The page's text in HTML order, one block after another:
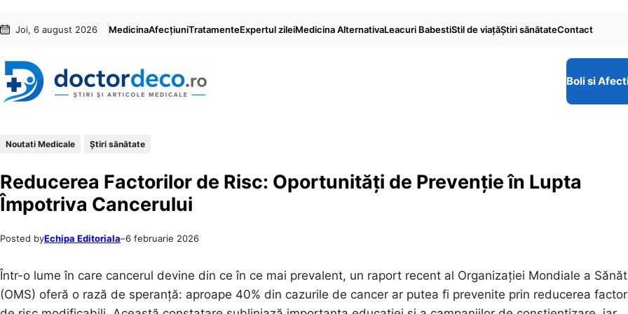
conținut
content
Joi, 6 august 2026 MedicinaAfecțiuniTratamenteExpertul zileiMedicina AlternativaLeacuri BabestiStil de viaţăŞtiri sănătateContact
Boli si
Noutati Medicale Ştiri sănătate
Reducerea Factorilor de Risc: Oportunități de Prevenție în Lupta
Împotriva Cancerului
Posted byEchipa Editoriala–6 februarie 2026
Într-o lume în care cancerul devine din ce în ce mai prevalent, un raport recent al Organizației Mondiale a
(OMS) oferă o rază de speranță: aproape 40% din cazurile de cancer ar putea fi prevenite prin reducerea